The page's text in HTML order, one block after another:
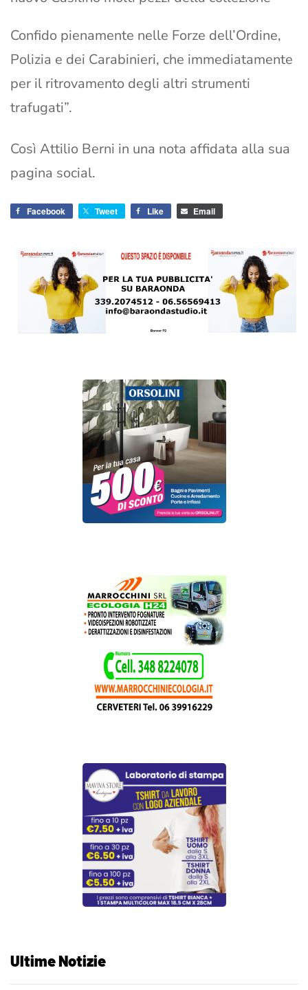
Confido pienamente nelle Forze dell’Ordine,
Polizia e dei Carabinieri, che immediatamente
per il ritrovamento degli altri strumenti
trafugati”.
Così Attilio Berni in una nota affidata alla sua
pagina social.
Facebook Tweet Like Email
Ultime Notizie